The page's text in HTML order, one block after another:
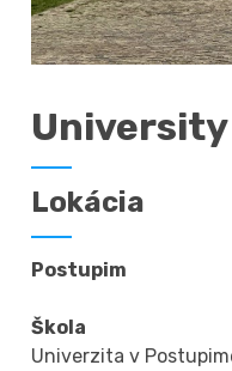
Lokácia
Postupim
Škola
Univerzita v